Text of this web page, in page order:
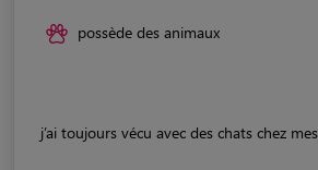
possède des animaux
j’ai toujours vécu avec des chats chez